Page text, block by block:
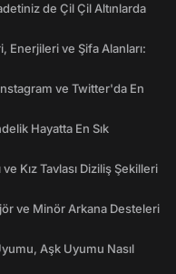
de Çil Çil Altınlarda
Enerjileri ve Şifa Alanları:
ve Twitter'da En
Hayatta En Sık
Kız Tavlası Diziliş Şekilleri
ve Minör Arkana Desteleri
Aşk Uyumu Nasıl